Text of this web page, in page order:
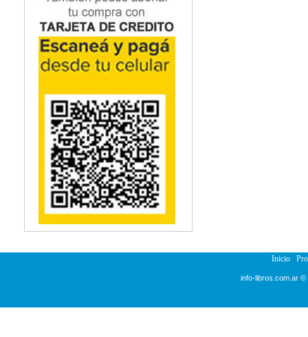
Inicio
info-libros.com.ar